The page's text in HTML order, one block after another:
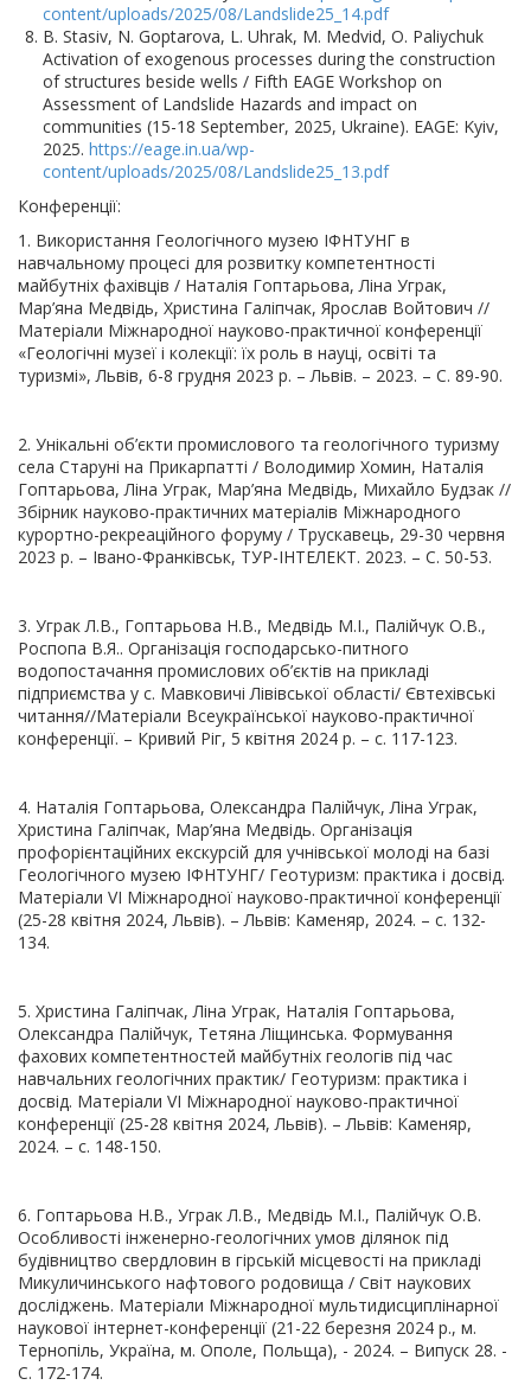
content/uploads/2025/08/Landslide25_14.pdf
B. Stasiv, N. Goptarova, L. Uhrak, M. Medvid, O. Paliychuk
Activation of exogenous processes during the construction
of structures beside wells / Fifth EAGE Workshop on
Assessment of Landslide Hazards and impact on
communities (15-18 September, 2025, Ukraine). EAGE: Kyiv,
2025. https://eage.in.ua/wp-
content/uploads/2025/08/Landslide25_13.pdf
Конференції:
1. Використання Геологічного музею ІФНТУНГ в
навчальному процесі для розвитку компетентності
майбутніх фахівців / Наталія Гоптарьова, Ліна Уграк,
Мар’яна Медвідь, Христина Галіпчак, Ярослав Войтович //
Матеріали Міжнародної науково-практичної конференції
«Геологічні музеї і колекції: їх роль в науці, освіті та
туризмі», Львів, 6-8 грудня 2023 р. – Львів. – 2023. – С. 89-90.
2. Унікальні об’єкти промислового та геологічного туризму
села Старуні на Прикарпатті / Володимир Хомин, Наталія
Гоптарьова, Ліна Уграк, Мар’яна Медвідь, Михайло Будзак //
Збірник науково-практичних матеріалів Міжнародного
курортно-рекреаційного форуму / Трускавець, 29-30 червня
2023 р. – Івано-Франківськ, ТУР-ІНТЕЛЕКТ. 2023. – С. 50-53.
3. Уграк Л.В., Гоптарьова Н.В., Медвідь М.І., Палійчук О.В.,
Роспопа В.Я.. Організація господарсько-питного
водопостачання промислових об’єктів на прикладі
підприємства у с. Мавковичі Лівівської області/ Євтехівські
читання//Матеріали Всеукраїнської науково-практичної
конференції. – Кривий Ріг, 5 квітня 2024 р. – с. 117-123.
4. Наталія Гоптарьова, Олександра Палійчук, Ліна Уграк,
Христина Галіпчак, Мар’яна Медвідь. Організація
профорієнтаційних екскурсій для учнівської молоді на базі
Геологічного музею ІФНТУНГ/ Геотуризм: практика і досвід.
Матеріали VI Міжнародної науково-практичної конференції
(25-28 квітня 2024, Львів). – Львів: Каменяр, 2024. – с. 132-
134.
5. Христина Галіпчак, Ліна Уграк, Наталія Гоптарьова,
Олександра Палійчук, Тетяна Ліщинська. Формування
фахових компетентностей майбутніх геологів під час
навчальних геологічних практик/ Геотуризм: практика і
досвід. Матеріали VI Міжнародної науково-практичної
конференції (25-28 квітня 2024, Львів). – Львів: Каменяр,
2024. – с. 148-150.
6. Гоптарьова Н.В., Уграк Л.В., Медвідь М.І., Палійчук О.В.
Особливості інженерно-геологічних умов ділянок під
будівництво свердловин в гірській місцевості на прикладі
Микуличинського нафтового родовища / Світ наукових
досліджень. Матеріали Міжнародної мультидисциплінарної
наукової інтернет-конференції (21-22 березня 2024 р., м.
Тернопіль, Україна, м. Ополе, Польща), - 2024. – Випуск 28. -
С. 172-174.